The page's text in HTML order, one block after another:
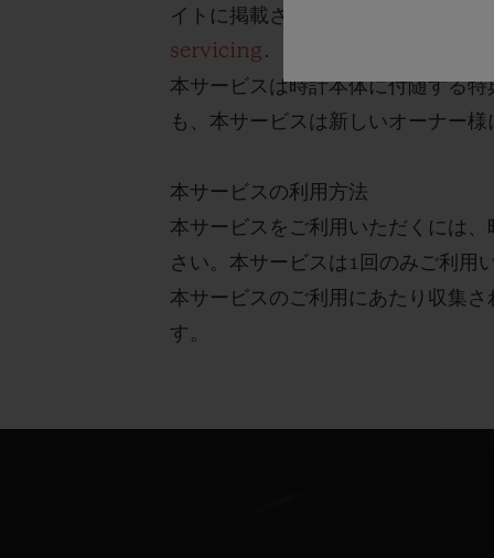
イトに掲載されている取扱説明書
servicing .
本サービスは時計本体に付随する
も、本サービスは新しいオーナー
本サービスの利用方法
本サービスをご利用いただくには
さい。本サービスは 1 回のみご利用
本サービスのご利用にあたり収集
す。